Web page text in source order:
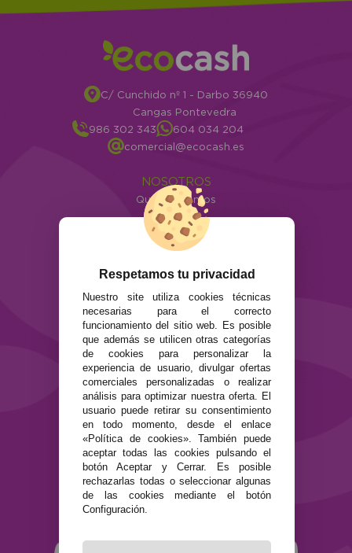
C/ Cunchido nº 1 - Darbo 36940
Cangas Pontevedra
986 302 343
604 034 204
comercial@ecocash.es
NOSOTROS
Quiénes somos
Info
ATENCIÓN AL CLIENTE
Envíos y devoluciones
Preguntas Frecuentes
Contacto
SEGURIDAD Y PRIVACIDAD
Términos y condiciones de uso
Política de privacidad
Política de cookies
Respetamos tu privacidad
Nuestro site utiliza cookies técnicas
necesarias para el correcto
funcionamiento del sitio web. Es posible
que además se utilicen otras categorías
de cookies para personalizar la
experiencia de usuario, divulgar ofertas
comerciales personalizadas o realizar
análisis para optimizar nuestra oferta. El
usuario puede retirar su consentimiento
en todo momento, desde el enlace
«Política de cookies». También puede
aceptar todas las cookies pulsando el
botón Aceptar y Cerrar. Es posible
rechazarlas todas o seleccionar algunas
de las cookies mediante el botón
Configuración.